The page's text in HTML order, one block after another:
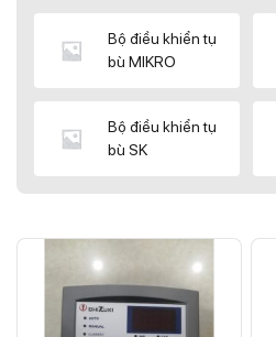
Bộ điều khiển tụ
bù MIKRO
Bộ điều khiển tụ
bù SK